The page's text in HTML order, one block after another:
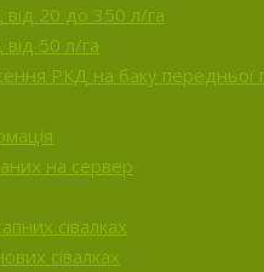
20 до 350 л/га
50 л/га
РКД на баку передньої
на сервер
сівалках
сівалках